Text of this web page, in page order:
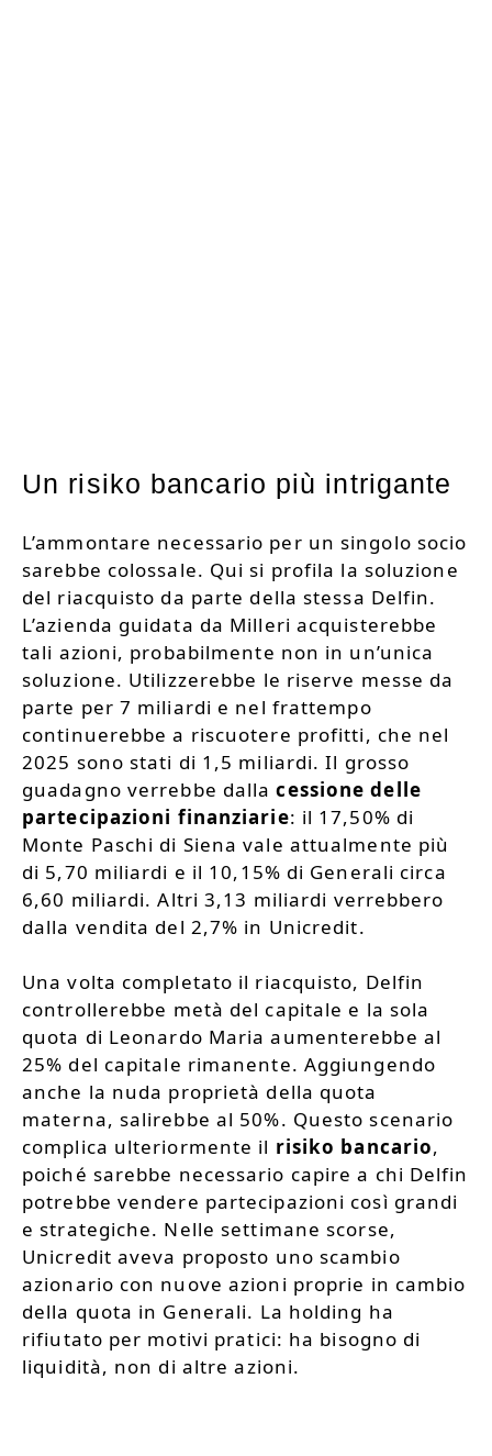
Un risiko bancario più intrigante
L’ammontare necessario per un singolo socio
sarebbe colossale. Qui si profila la soluzione
del riacquisto da parte della stessa Delfin.
L’azienda guidata da Milleri acquisterebbe
tali azioni, probabilmente non in un’unica
soluzione. Utilizzerebbe le riserve messe da
parte per 7 miliardi e nel frattempo
continuerebbe a riscuotere profitti, che nel
2025 sono stati di 1,5 miliardi. Il grosso
guadagno verrebbe dallacessione delle
partecipazioni finanziarie: il 17,50% di
Monte Paschi di Siena vale attualmente più
di 5,70 miliardi e il 10,15% di Generali circa
6,60 miliardi. Altri 3,13 miliardi verrebbero
dalla vendita del 2,7% in Unicredit.
Una volta completato il riacquisto, Delfin
controllerebbe metà del capitale e la sola
quota di Leonardo Maria aumenterebbe al
25% del capitale rimanente. Aggiungendo
anche la nuda proprietà della quota
materna, salirebbe al 50%. Questo scenario
complica ulteriormente il risiko bancario,
poiché sarebbe necessario capire a chi Delfin
potrebbe vendere partecipazioni così grandi
e strategiche. Nelle settimane scorse,
Unicredit aveva proposto uno scambio
azionario con nuove azioni proprie in cambio
della quota in Generali. La holding ha
rifiutato per motivi pratici: ha bisogno di
liquidità, non di altre azioni.